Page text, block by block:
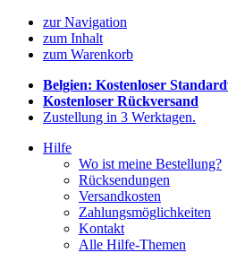
zur Navigation
zum Inhalt
zum Warenkorb
Belgien: Kostenloser
Kostenloser Rückversand
Zustellung in 3 Werktagen.
Hilfe
Wo ist meine Bestellung?
Rücksendungen
Versandkosten
Zahlungsmöglichkeiten
Kontakt
Alle Hilfe-Themen